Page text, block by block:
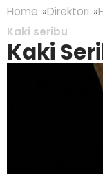
Home Direktori
Kaki seribu
Kaki